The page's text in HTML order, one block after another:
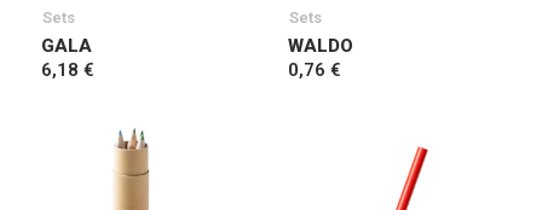
Sets
GALA
6,18 €
Sets
WALDO
0,76 €